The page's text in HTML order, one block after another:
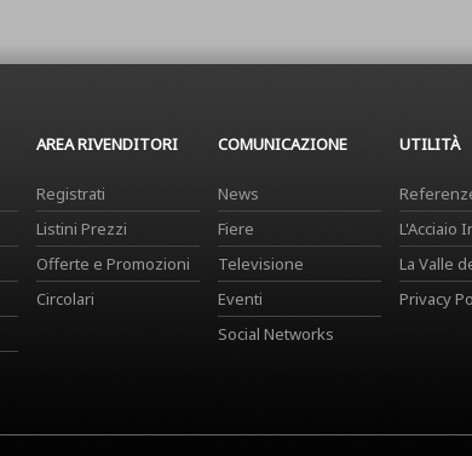
AREA RIVENDITORI
Registrati
Listini Prezzi
Offerte e Promozioni
Circolari
COMUNICAZIONE
News
Fiere
Televisione
Eventi
Social Networks
UTILITÀ
L'Acciaio
La Valle
Privacy